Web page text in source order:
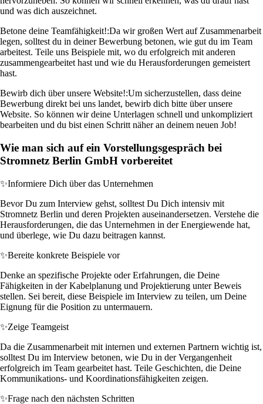
und was dich auszeichnet.
Betone deine Teamfähigkeit!:Da wir großen Wert auf Zusammenarbeit
legen, solltest du in deiner Bewerbung betonen, wie gut du im Team
arbeitest. Teile uns Beispiele mit, wo du erfolgreich mit anderen
zusammengearbeitet hast und wie du Herausforderungen gemeistert
hast.
Bewirb dich über unsere Website!:Um sicherzustellen, dass deine
Bewerbung direkt bei uns landet, bewirb dich bitte über unsere
Website. So können wir deine Unterlagen schnell und unkompliziert
bearbeiten und du bist einen Schritt näher an deinem neuen Job!
Wie man sich auf ein Vorstellungsgespräch bei
Stromnetz Berlin GmbH vorbereitet
✨Informiere Dich über das Unternehmen
Bevor Du zum Interview gehst, solltest Du Dich intensiv mit
Stromnetz Berlin und deren Projekten auseinandersetzen. Verstehe die
Herausforderungen, die das Unternehmen in der Energiewende hat,
und überlege, wie Du dazu beitragen kannst.
✨Bereite konkrete Beispiele vor
Denke an spezifische Projekte oder Erfahrungen, die Deine
Fähigkeiten in der Kabelplanung und Projektierung unter Beweis
stellen. Sei bereit, diese Beispiele im Interview zu teilen, um Deine
Eignung für die Position zu untermauern.
✨Zeige Teamgeist
Da die Zusammenarbeit mit internen und externen Partnern wichtig ist,
solltest Du im Interview betonen, wie Du in der Vergangenheit
erfolgreich im Team gearbeitet hast. Teile Geschichten, die Deine
Kommunikations- und Koordinationsfähigkeiten zeigen.
✨Frage nach den nächsten Schritten